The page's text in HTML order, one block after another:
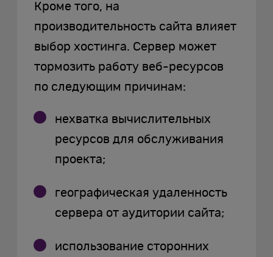
Кроме того, на
производительность сайта влияет
выбор хостинга. Сервер может
тормозить работу веб-ресурсов
по следующим причинам:
нехватка вычислительных
ресурсов для обслуживания
проекта;
географическая удаленность
сервера от аудитории сайта;
использование сторонних